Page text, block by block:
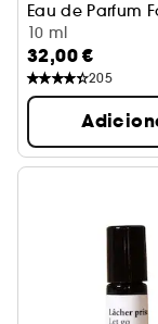
Eau de Parfum
10 ml
32,00 €
205